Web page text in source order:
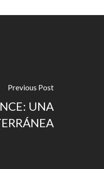
Previous Post
UNA